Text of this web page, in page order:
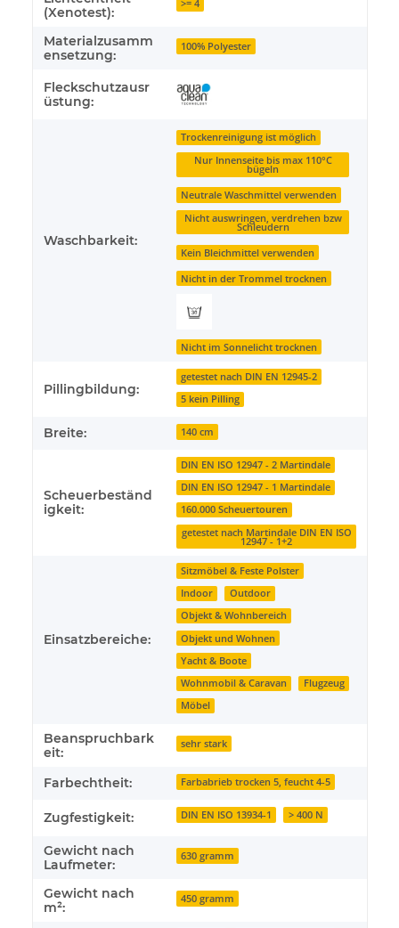
(Xenotest):
>= 4
Materialzusamm
ensetzung:
100% Polyester
Fleckschutzausr
üstung:
Waschbarkeit:
Trockenreinigung ist möglich
Nur Innenseite bis max 110°C
bügeln
Neutrale Waschmittel verwenden
Nicht auswringen, verdrehen bzw
Schleudern
Kein Bleichmittel verwenden
Nicht in der Trommel trocknen
Nicht im Sonnelicht trocknen
Pillingbildung:
getestet nach DIN EN 12945-2
5 kein Pilling
Breite: 140 cm
Scheuerbeständ
igkeit:
DIN EN ISO 12947 - 2 Martindale
DIN EN ISO 12947 - 1 Martindale
160.000 Scheuertouren
getestet nach Martindale DIN EN ISO
12947 - 1+2
Einsatzbereiche:
Sitzmöbel & Feste Polster
Indoor
Outdoor
Objekt & Wohnbereich
Objekt und Wohnen
Yacht & Boote
Wohnmobil & Caravan
Flugzeug
Möbel
Beanspruchbark
eit:
sehr stark
Farbechtheit: Farbabrieb trocken 5, feucht 4-5
Zugfestigkeit: DIN EN ISO 13934-1 > 400 N
Gewicht nach
Laufmeter:
630 gramm
Gewicht nach
m²:
450 gramm